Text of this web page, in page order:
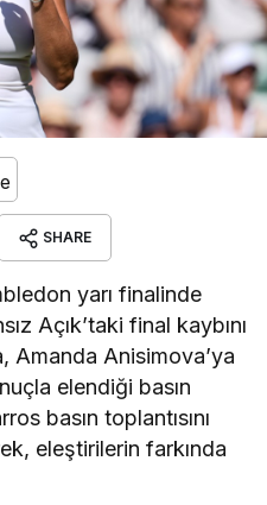
SHARE
yarı finalinde
Açık’taki final kaybını
Amanda Anisimova’ya
elendiği basın
basın toplantısını
eleştirilerin farkında